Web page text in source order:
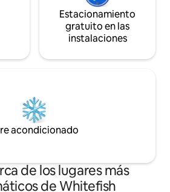
Estacionamiento
gratuito en las
instalaciones
acondicionado
de los lugares más
de Whitefish